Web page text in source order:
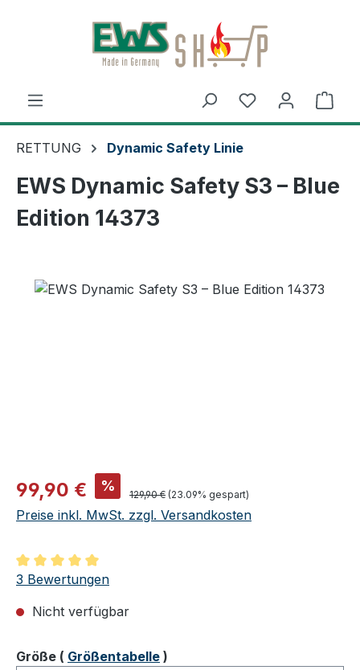
Zum Hauptinhalt springen
RETTUNG Dynamic Safety Linie
EWS Dynamic Safety S3 – Blue
Edition 14373
Verkaufspreis:
99,90 € % Regulärer Preis:
129,90 € (23.09% gespart)
Preise inkl. MwSt. zzgl. Versandkosten
Durchschnittliche Bewertung von 5 von 5 Sternen
3 Bewertungen
Nicht verfügbar
Größeauswählen
( Größentabelle )